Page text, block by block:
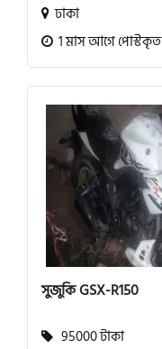
ঢাকা
1 মাস আগে পোস্টকৃত
সুজুকি GSX-R150
95000 টাকা